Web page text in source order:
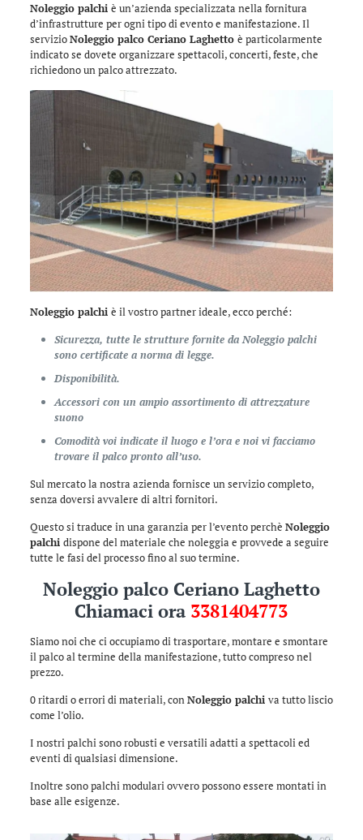
Noleggio palchi è un’azienda specializzata nella fornitura
d’infrastrutture per ogni tipo di evento e manifestazione. Il
servizioNoleggio palco Ceriano Laghetto è particolarmente
indicato se dovete organizzare spettacoli, concerti, feste, che
richiedono un palco attrezzato.
Noleggio palchi è il vostro partner ideale, ecco perché:
Sicurezza, tutte le strutture fornite da Noleggio palchi
sono certificate a norma di legge.
Disponibilità.
Accessori con un ampio assortimento di attrezzature
suono
Comodità voi indicate il luogo e l’ora e noi vi facciamo
trovare il palco pronto all’uso.
Sul mercato la nostra azienda fornisce un servizio completo,
senza doversi avvalere di altri fornitori.
Questo si traduce in una garanzia per l’evento perchè Noleggio
palchi dispone del materiale che noleggia e provvede a seguire
tutte le fasi del processo fino al suo termine.
Noleggio palco Ceriano Laghetto
Chiamaci ora 3381404773
Siamo noi che ci occupiamo di trasportare, montare e smontare
il palco al termine della manifestazione, tutto compreso nel
prezzo.
0 ritardi o errori di materiali, conNoleggio palchi va tutto liscio
come l’olio.
I nostri palchi sono robusti e versatili adatti a spettacoli ed
eventi di qualsiasi dimensione.
Inoltre sono palchi modulari ovvero possono essere montati in
base alle esigenze.